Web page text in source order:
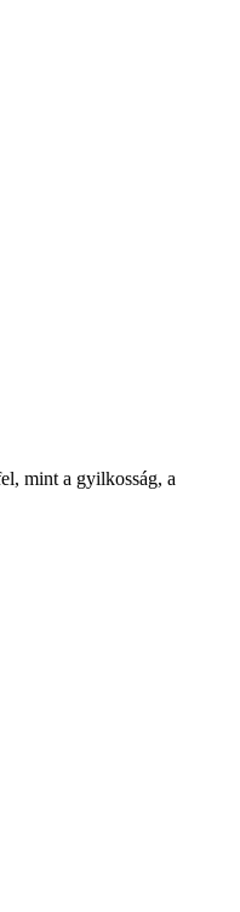
mint a gyilkosság, a